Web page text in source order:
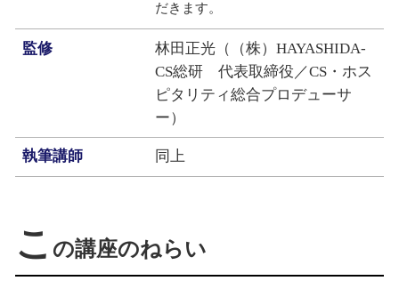
だきます。
監修
林田正光（（株）HAYASHIDA-
CS総研 代表取締役／CS・ホス
ピタリティ総合プロデューサ
ー）
執筆講師 同上
こ の講座のねらい